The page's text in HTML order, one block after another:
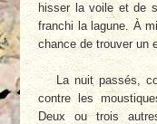
hisser la voile et de
franchi la lagune. À
chance de trouver un
La nuit passés,
contre les
Deux ou trois